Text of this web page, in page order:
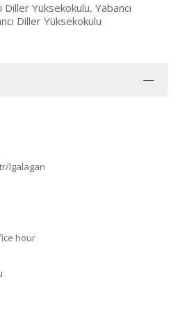
Diller Yüksekokulu, Yabancı
Diller Yüksekokulu
lgalagan
hour